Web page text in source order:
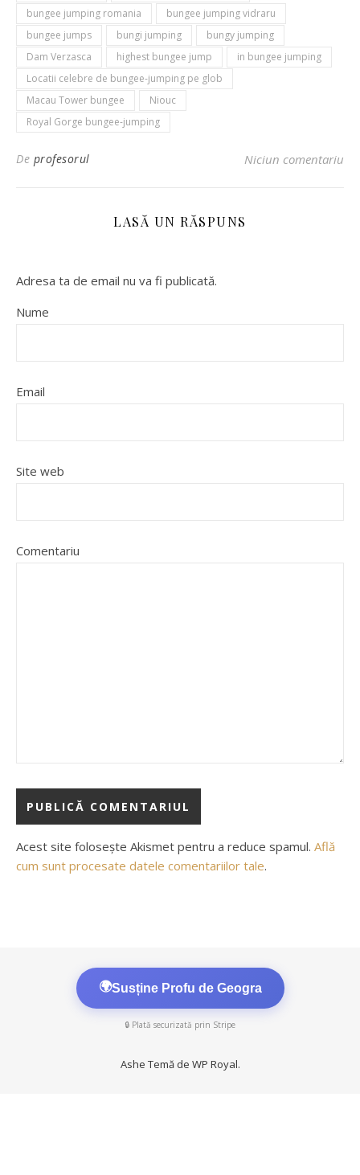
bungee jumping romania
bungee jumping vidraru
bungee jumps
bungi jumping
bungy jumping
Dam Verzasca
highest bungee jump
in bungee jumping
Locatii celebre de bungee-jumping pe glob
Macau Tower bungee
Niouc
Royal Gorge bungee-jumping
De profesorul Niciun comentariu
LASĂ UN RĂSPUNS
Adresa ta de email nu va fi publicată.
Nume
Email
Site web
Comentariu
Acest site folosește Akismet pentru a reduce spamul. Află
cum sunt procesate datele comentariilor tale.
🌍Susține Profu de Geogra
🔒 Plată securizată prin Stripe
Ashe Temă de WP Royal.